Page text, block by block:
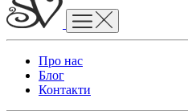
Про нас
Блог
Контакти